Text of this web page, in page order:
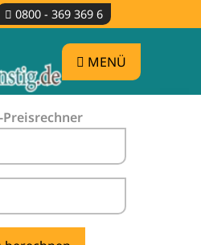
0800 - 369 369 6
MENÜ
-
tanken